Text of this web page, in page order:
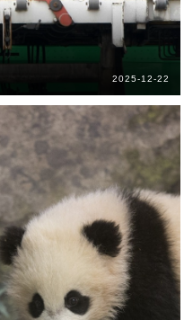
2025-12-22